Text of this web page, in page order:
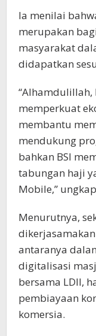
Ia menilai
merupakan
masyarakat
didapatkan
“Alhamdulillah,
memperkuat
membantu
mendukung
bahkan BSI
tabungan haji
Mobile,”
Menurutnya,
antaranya
digitalisasi
bersama LDII,
pembiayaan
komersia.